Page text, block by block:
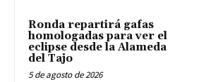
Ronda repartirá gafas
homologadas para ver el
eclipse desde la Alameda
del Tajo
5 de agosto de 2026